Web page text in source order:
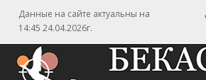
Данные на сайте актуальны на
14:45 24.04.2026г.